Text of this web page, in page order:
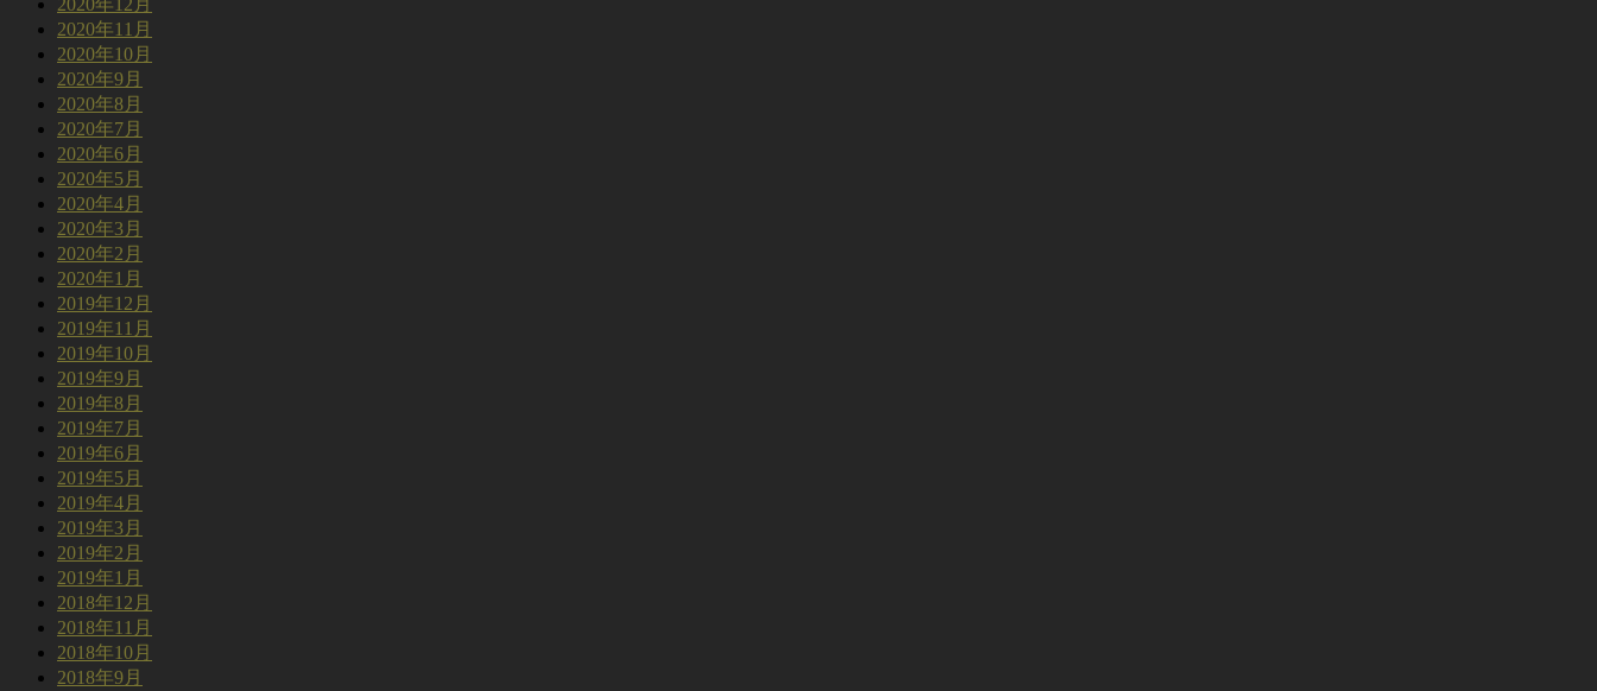
2020年12月
2020年11月
2020年10月
2020年9月
2020年8月
2020年7月
2020年6月
2020年5月
2020年4月
2020年3月
2020年2月
2020年1月
2019年12月
2019年11月
2019年10月
2019年9月
2019年8月
2019年7月
2019年6月
2019年5月
2019年4月
2019年3月
2019年2月
2019年1月
2018年12月
2018年11月
2018年10月
2018年9月